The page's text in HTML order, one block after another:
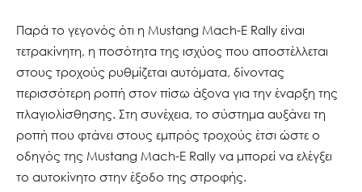
Παρά το γεγονός ότι η Mustang Mach-E Rally είναι
τετρακίνητη, η ποσότητα της ισχύος που αποστέλλεται
στους τροχούς ρυθμίζεται αυτόματα, δίνοντας
περισσότερη ροπή στον πίσω άξονα για την έναρξη της
πλαγιολίσθησης. Στη συνέχεια, το σύστημα αυξάνει τη
ροπή που φτάνει στους εμπρός τροχούς έτσι ώστε ο
οδηγός της Mustang Mach-E Rally να μπορεί να ελέγξει
το αυτοκίνητο στην έξοδο της στροφής.